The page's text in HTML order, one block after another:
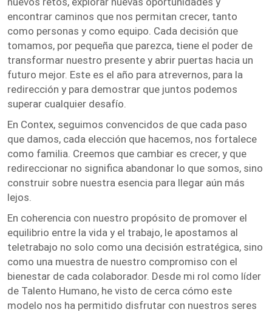
encontrar caminos que nos permitan crecer, tanto
como personas y como equipo. Cada decisión que
tomamos, por pequeña que parezca, tiene el poder de
transformar nuestro presente y abrir puertas hacia un
futuro mejor. Este es el año para atrevernos, para la
redirección y para demostrar que juntos podemos
superar cualquier desafío.
En Contex, seguimos convencidos de que cada paso
que damos, cada elección que hacemos, nos fortalece
como familia. Creemos que cambiar es crecer, y que
redireccionar no significa abandonar lo que somos, sino
construir sobre nuestra esencia para llegar aún más
lejos.
En coherencia con nuestro propósito de promover el
equilibrio entre la vida y el trabajo, le apostamos al
teletrabajo no solo como una decisión estratégica, sino
como una muestra de nuestro compromiso con el
bienestar de cada colaborador. Desde mi rol como líder
de Talento Humano, he visto de cerca cómo este
modelo nos ha permitido disfrutar con nuestros seres